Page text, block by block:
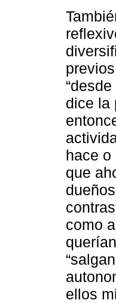
dice la
hace o
que
como
ellos